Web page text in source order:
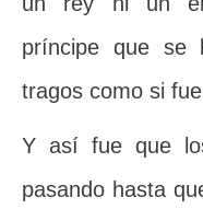
príncipe que se
tragos como si
Y así fue que
pasando hasta